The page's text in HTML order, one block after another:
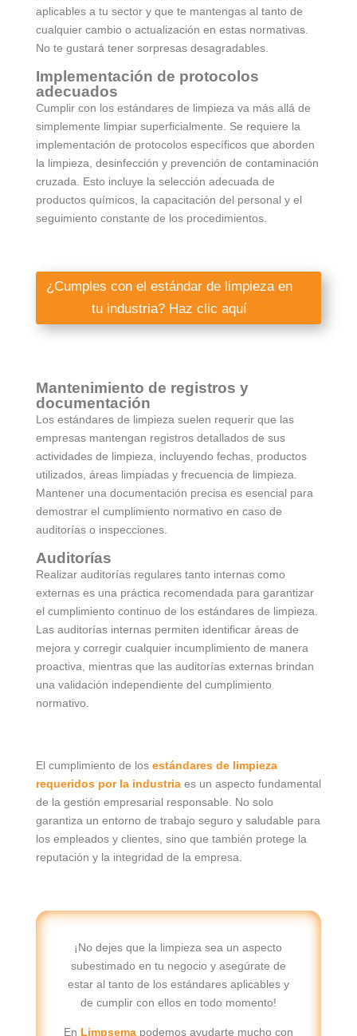
aplicables a tu sector y que te mantengas al tanto de
cualquier cambio o actualización en estas normativas.
No te gustará tener sorpresas desagradables.
Implementación de protocolos
adecuados
Cumplir con los estándares de limpieza va más allá de
simplemente limpiar superficialmente. Se requiere la
implementación de protocolos específicos que aborden
la limpieza, desinfección y prevención de contaminación
cruzada. Esto incluye la selección adecuada de
productos químicos, la capacitación del personal y el
seguimiento constante de los procedimientos.
¿Cumples con el estándar de limpieza en
tu industria? Haz clic aquí
Mantenimiento de registros y
documentación
Los estándares de limpieza suelen requerir que las
empresas mantengan registros detallados de sus
actividades de limpieza, incluyendo fechas, productos
utilizados, áreas limpiadas y frecuencia de limpieza.
Mantener una documentación precisa es esencial para
demostrar el cumplimiento normativo en caso de
auditorías o inspecciones.
Auditorías
Realizar auditorías regulares tanto internas como
externas es una práctica recomendada para garantizar
el cumplimiento continuo de los estándares de limpieza.
Las auditorías internas permiten identificar áreas de
mejora y corregir cualquier incumplimiento de manera
proactiva, mientras que las auditorías externas brindan
una validación independiente del cumplimiento
normativo.
El cumplimiento de los estándares de limpieza
requeridos por la industriaes un aspecto fundamental
de la gestión empresarial responsable. No solo
garantiza un entorno de trabajo seguro y saludable para
los empleados y clientes, sino que también protege la
reputación y la integridad de la empresa.
¡No dejes que la limpieza sea un aspecto
subestimado en tu negocio y asegúrate de
estar al tanto de los estándares aplicables y
de cumplir con ellos en todo momento!
En Limpsemapodemos ayudarte mucho con